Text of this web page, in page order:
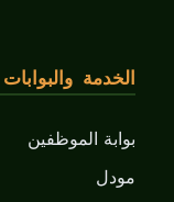
الخدمة والبوابات
بوابة الموظفين
مودل